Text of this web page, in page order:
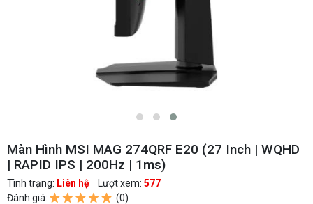
Màn Hình MSI MAG 274QRF E20 (27 Inch | WQHD
| RAPID IPS | 200Hz | 1ms)
Tình trạng: Liên hệ Lượt xem: 577
Đánh giá:
(0)